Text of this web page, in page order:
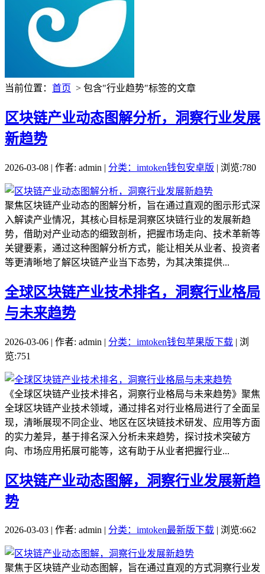
当前位置： 首页 > 包含"行业趋势"标签的文章
区块链产业动态图解分析，洞察行业发展
新趋势
2026-03-08 | 作者: admin | 分类：imtoken钱包安卓版 | 浏览:780
聚焦区块链产业动态的图解分析，旨在通过直观的图示形式深
入解读产业情况，其核心目标是洞察区块链行业的发展新趋
势，借助对产业动态的细致剖析，把握市场走向、技术革新等
关键要素，通过这种图解分析方式，能让相关从业者、投资者
等更清晰地了解区块链产业当下态势，为其决策提供...
全球区块链产业技术排名，洞察行业格局
与未来趋势
2026-03-06 | 作者: admin | 分类：imtoken钱包苹果版下载 | 浏
览:751
《全球区块链产业技术排名，洞察行业格局与未来趋势》聚焦
全球区块链产业技术领域，通过排名对行业格局进行了全面呈
现，清晰展现不同企业、地区在区块链技术研发、应用等方面
的实力差异，基于排名深入分析未来趋势，探讨技术突破方
向、市场应用拓展可能等，这有助于从业者把握行业...
区块链产业动态图解，洞察行业发展新趋
势
2026-03-03 | 作者: admin | 分类：imtoken最新版下载 | 浏览:662
聚焦于区块链产业动态图解，旨在通过直观的方式洞察行业发